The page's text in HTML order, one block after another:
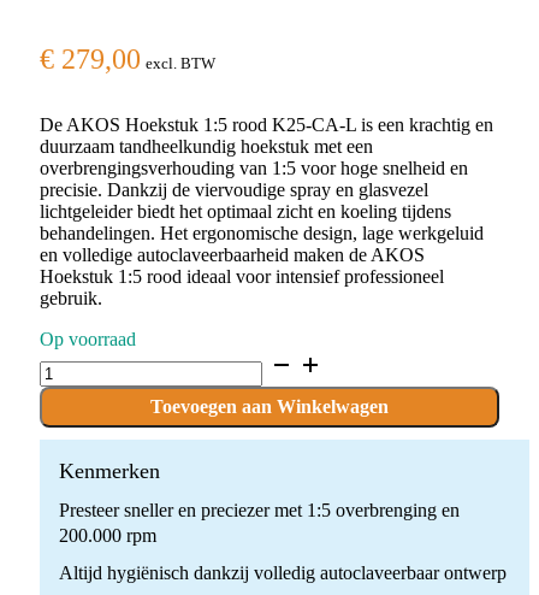
€ 279,00 excl. BTW
De AKOS Hoekstuk 1:5 rood K25-CA-L is een krachtig en
duurzaam tandheelkundig hoekstuk met een
overbrengingsverhouding van 1:5 voor hoge snelheid en
precisie. Dankzij de viervoudige spray en glasvezel
lichtgeleider biedt het optimaal zicht en koeling tijdens
behandelingen. Het ergonomische design, lage werkgeluid
en volledige autoclaveerbaarheid maken de AKOS
Hoekstuk 1:5 rood ideaal voor intensief professioneel
gebruik.
Op voorraad
AKOS
Hoekstuk
rood
K25-
CA-
quantity
Toevoegen aan Winkelwagen
Kenmerken
Presteer sneller en preciezer met 1:5 overbrenging en
200.000 rpm
Altijd hygiënisch dankzij volledig autoclaveerbaar ontwerp